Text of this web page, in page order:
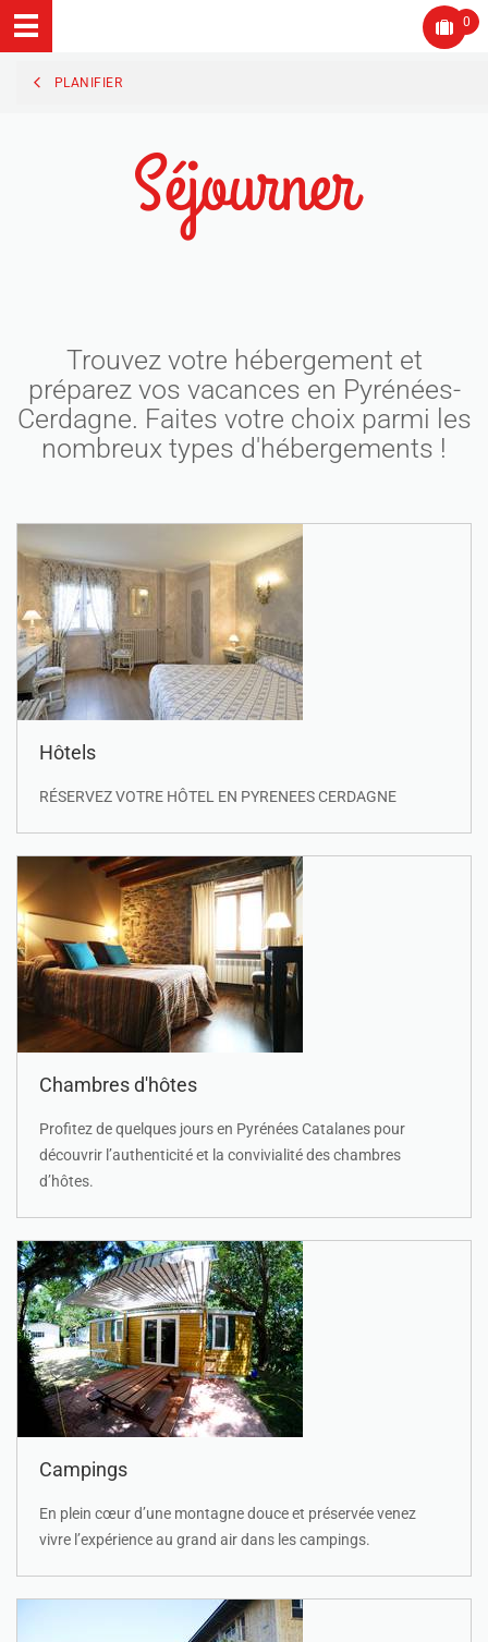
0
PLANIFIER
Séjourner
Trouvez votre hébergement et
préparez vos vacances en Pyrénées-
Cerdagne. Faites votre choix parmi les
nombreux types d'hébergements !
Hôtels
RÉSERVEZ VOTRE HÔTEL EN PYRENEES CERDAGNE
Chambres d'hôtes
Profitez de quelques jours en Pyrénées Catalanes pour
découvrir l’authenticité et la convivialité des chambres
d’hôtes.
Campings
En plein cœur d’une montagne douce et préservée venez
vivre l’expérience au grand air dans les campings.